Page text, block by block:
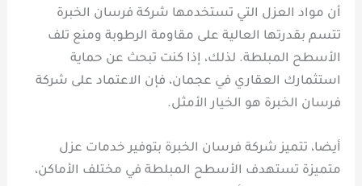
أن مواد العزل التي تستخدمها شركة فرسان الخبرة
تتسم بقدرتها العالية على مقاومة الرطوبة ومنع تلف
الأسطح المبلطة. لذلك، إذا كنت تبحث عن حماية
استثمارك العقاري في عجمان، فإن الاعتماد على شركة
فرسان الخبرة هو الخيار الأمثل.
أيضا، تتميز شركة فرسان الخبرة بتوفير خدمات عزل
متميزة تستهدف الأسطح المبلطة في مختلف الأماكن،